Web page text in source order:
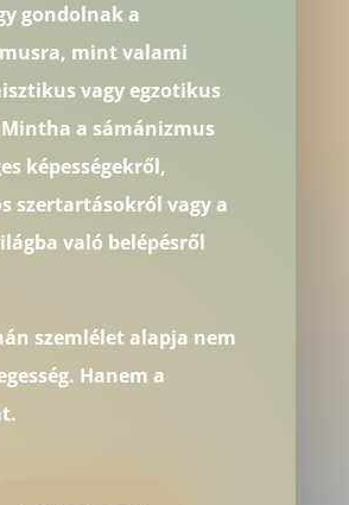
gondolnak a
mint valami
vagy egzotikus
a sámánizmus
képességekről,
szertartásokról vagy a
való belépésről
szemlélet alapja nem
Hanem a